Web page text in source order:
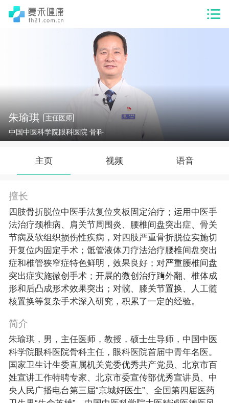
朱瑜琪 主任医师
中国中医科学院眼科医院 骨科
主页 视频 语音
擅长
四肢骨折脱位中医手法复位夹板固定治疗；运用中医手
法治疗颈椎病、肩关节周围炎、腰椎间盘突出症、骨关
节病及软组织损伤性疾病，对四肢严重骨折脱位实施切
开复位内固定手术；骶管液体刀疗法治疗腰椎间盘突出
症和椎管狭窄症特色鲜明，效果良好；对严重腰椎间盘
突出症实施微创手术；开展的微创治疗踇外翻、椎体成
形和后凸成形术效果突出；对髋、膝关节置换、人工髓
核置换等复杂手术深入研究，积累了一定的经验。
简介
朱瑜琪，男，主任医师，教授，硕士生导师，中国中医
科学院眼科医院骨科主任，眼科医院首届中青年名医。
国家卫生计生委直属机关党委优秀共产党员、北京市百
姓宣讲工作特聘专家、北京市委宣传部优秀宣讲员、中
央人民广播电台第三届“京城好医生”、全国第四届医药